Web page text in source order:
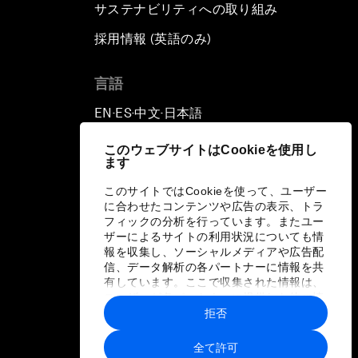
このウェブサイトはCookieを使用し
ます
このサイトではCookieを使って、ユーザー
に合わせたコンテンツや広告の表示、トラ
フィックの分析を行っています。またユー
ザーによるサイトの利用状況についても情
報を収集し、ソーシャルメディアや広告配
信、データ解析の各パートナーに情報を共
有しています。ここで収集された情報は、
ユーザーが各パートナーに提供した他の情
報や各パートナーのサービスを使用した際
に収集された情報と組み合わされ、各パー
トナーによって使用されることがありま
全て許可
拒否
サステナビリティへの取り組み
採用情報 (英語のみ)
言語
EN ▪ES▪中文▪ 日本語